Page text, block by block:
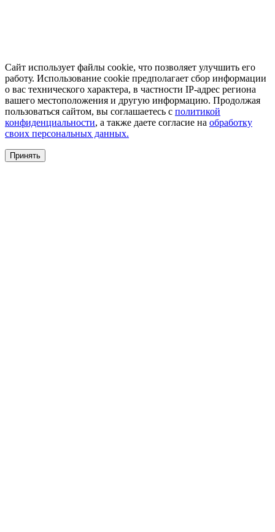
Сайт использует файлы cookie, что позволяет улучшить его
работу. Использование cookie предполагает сбор информации
о вас технического характера, в частности IP-адрес региона
вашего местоположения и другую информацию. Продолжая
пользоваться сайтом, вы соглашаетесь с политикой
конфиденциальности, а также даете согласие на обработку
своих персональных данных.
Принять